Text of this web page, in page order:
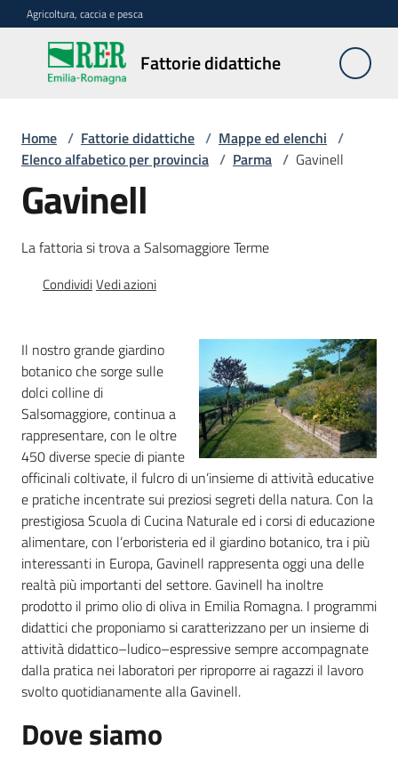
Vai al contenuto
Vai alla navigazione
Vai al footer
Agricoltura, caccia e pesca
Fattorie didattiche
Fattorie
didattiche
Trova
mappa
Menu selezionato
Requisiti
abilitanti
Agricoltura
in
cifre
Agricoltura,
caccia e
pesca
Argomenti
Novità
Home / Fattorie didattiche / Mappe ed elenchi /
Elenco alfabetico per provincia / Parma / Gavinell
Gavinell
La fattoria si trova a Salsomaggiore Terme
CondividiVedi azioni
Il nostro grande giardino
botanico che sorge sulle
dolci colline di
Salsomaggiore, continua a
rappresentare, con le oltre
450 diverse specie di piante
officinali coltivate, il fulcro di un’insieme di attività educative
e pratiche incentrate sui preziosi segreti della natura. Con la
prestigiosa Scuola di Cucina Naturale ed i corsi di educazione
alimentare, con l’erboristeria ed il giardino botanico, tra i più
interessanti in Europa, Gavinell rappresenta oggi una delle
realtà più importanti del settore. Gavinell ha inoltre
prodotto il primo olio di oliva in Emilia Romagna. I programmi
didattici che proponiamo si caratterizzano per un insieme di
attività didattico–ludico–espressive sempre accompagnate
dalla pratica nei laboratori per riproporre ai ragazzi il lavoro
svolto quotidianamente alla Gavinell.
Dove siamo